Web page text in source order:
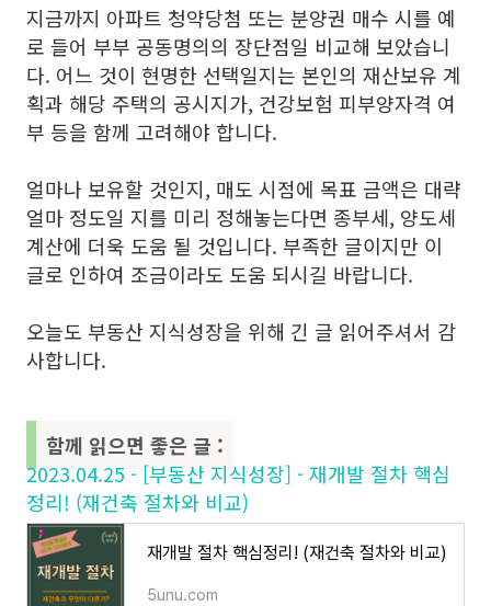
지금까지 아파트 청약당첨 또는 분양권 매수 시를 예
로 들어 부부 공동명의의 장단점일 비교해 보았습니
다. 어느 것이 현명한 선택일지는 본인의 재산보유 계
획과 해당 주택의 공시지가, 건강보험 피부양자격 여
부 등을 함께 고려해야 합니다.
얼마나 보유할 것인지, 매도 시점에 목표 금액은 대략
얼마 정도일 지를 미리 정해놓는다면 종부세, 양도세
계산에 더욱 도움 될 것입니다. 부족한 글이지만 이
글로 인하여 조금이라도 도움 되시길 바랍니다.
오늘도 부동산 지식성장을 위해 긴 글 읽어주셔서 감
사합니다.
함께 읽으면 좋은 글 :
2023.04.25 - [부동산 지식성장] - 재개발 절차 핵심
정리! (재건축 절차와 비교)
재개발 절차 핵심정리! (재건축 절차와 비교)
5unu.com